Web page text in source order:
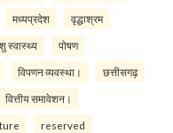
मध्यप्रदेश वृद्धाश्रम
स्वास्थ्य पोषण
विपणन व्यवस्था। छत्तीसगढ़
वित्तीय समावेशन।
reserved